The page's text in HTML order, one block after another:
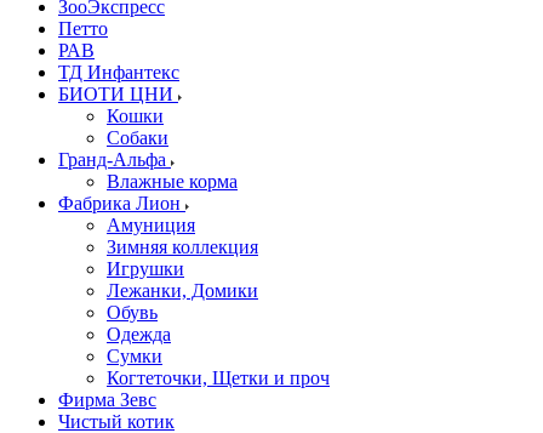
ЗооЭкспресс
Петто
РАВ
ТД Инфантекс
БИОТИ ЦНИ
Кошки
Собаки
Гранд-Альфа
Влажные корма
Фабрика Лион
Амуниция
Зимняя коллекция
Игрушки
Лежанки, Домики
Обувь
Одежда
Сумки
Когтеточки, Щетки и проч
Фирма Зевс
Чистый котик